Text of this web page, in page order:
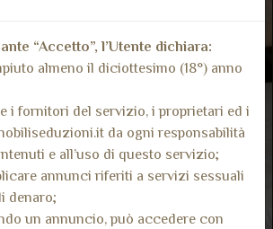
“Accetto”, l’Utente dichiara:
almeno il diciottesimo (18°) anno
i fornitori del servizio, i proprietari ed i
da ogni responsabilità
e all’uso di questo servizio;
annunci riferiti a servizi sessuali
denaro;
un annuncio, può accedere con